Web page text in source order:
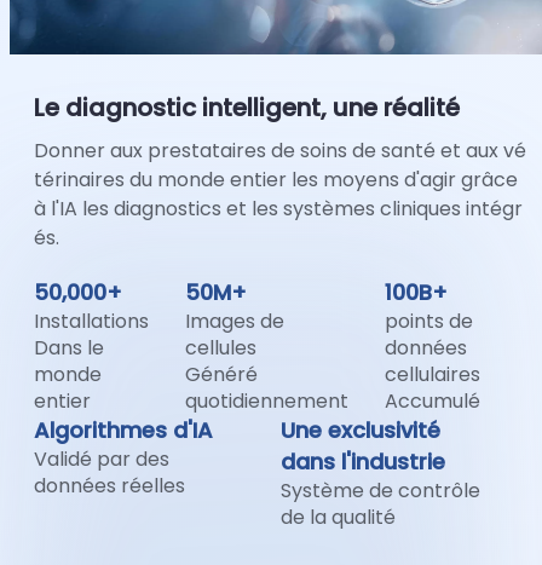
Le diagnostic intelligent, une réalité
Donner aux prestataires de soins de santé et aux vé
térinaires du monde entier les moyens d'agir grâce
à l'IA les diagnostics et les systèmes cliniques intégr
és.
50,000+
Installations
Dans le
monde
entier
50M+
Images de
cellules
Généré
quotidiennement
100B+
points de
données
cellulaires
Accumulé
Algorithmes d'IA
Validé par des
données réelles
Une exclusivité
dans l'industrie
Système de contrôle
de la qualité